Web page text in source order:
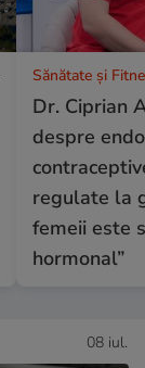
Sănătate și
Dr. Ciprian
despre
regulate la
femeii este
hormonal”
08 iul.